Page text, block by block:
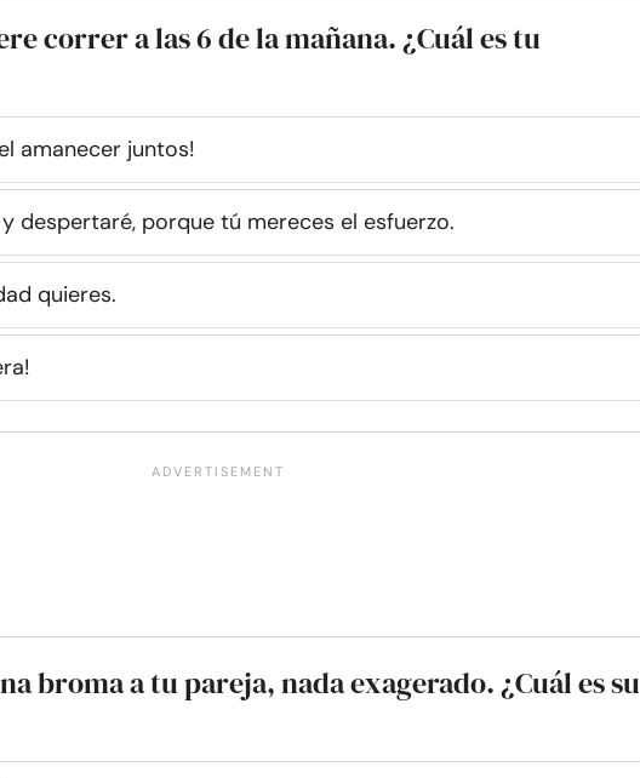
correr a las 6 de la mañana. ¿Cuál es tu
amanecer juntos!
despertaré, porque tú mereces el esfuerzo.
quieres.
broma a tu pareja, nada exagerado. ¿Cuál es su